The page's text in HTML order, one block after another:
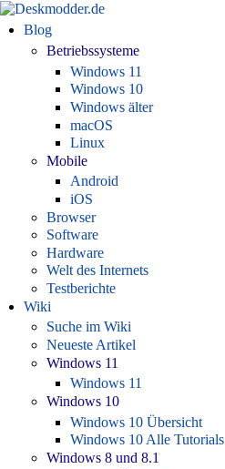
Blog
Betriebssysteme
Windows 11
Windows 10
Windows älter
macOS
Linux
Mobile
Android
iOS
Browser
Software
Hardware
Welt des Internets
Testberichte
Wiki
Suche im Wiki
Neueste Artikel
Windows 11
Windows 11
Windows 10
Windows 10 Übersicht
Windows 10 Alle Tutorials
Windows 8 und 8.1